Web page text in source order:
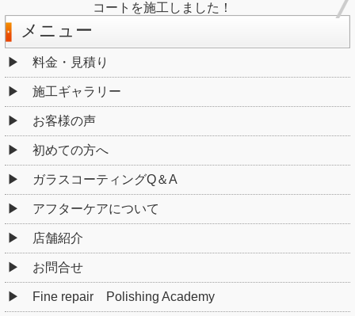
コートを施工しました！
メニュー
料金・見積り
施工ギャラリー
お客様の声
初めての方へ
ガラスコーティングQ＆A
アフターケアについて
店舗紹介
お問合せ
Fine repair Polishing Academy